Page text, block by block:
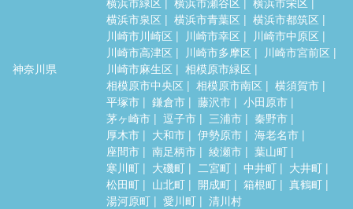
神奈川県
横浜市泉区
横浜市青葉区
横浜市都筑区
川崎市川崎区
川崎市幸区
川崎市中原区
川崎市高津区
川崎市多摩区
川崎市宮前区
川崎市麻生区
相模原市緑区
相模原市中央区
相模原市南区
横須賀市
平塚市
鎌倉市 藤沢市
小田原市
茅ヶ崎市
逗子市 三浦市
秦野市
厚木市
大和市 伊勢原市
海老名市
座間市
南足柄市 綾瀬市
葉山町
寒川町
大磯町 二宮町 中井町
大井町
松田町
山北町 開成町 箱根町
真鶴町
湯河原町
愛川町 清川村